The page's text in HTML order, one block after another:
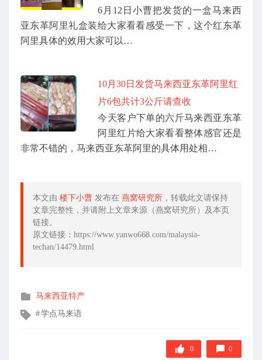
6月12日小曹把发货的一盒马来西
亚东革阿里礼盒装给大家看看感受一下，这个红东革
阿里具体的效用大家可以…
10月30日发货马来西亚东革阿里红
片6包共计3公斤请查收
今天客户下单的六斤马来西亚东革
阿里红片给大家看看整体感官还是
非常不错的，马来西亚东革阿里的具体用处相…
本文由 楼下小曹 发布在 燕窝研究所 ，转载此文请保持
文章完整性，并请附上文章来源（燕窝研究所）及本页
链接。
原文链接：https://www.yanwo668.com/malaysia-
techan/14479.html
发
在
马来西亚特产
文学点马来语
0 0